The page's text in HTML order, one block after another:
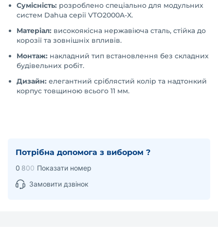
Сумісність: розроблено спеціально для модульних
систем Dahua серії VTO2000A-X.
Матеріал: високоякісна нержавіюча сталь, стійка до
корозії та зовнішніх впливів.
Монтаж: накладний тип встановлення без складних
будівельних робіт.
Дизайн: елегантний сріблястий колір та надтонкий
корпус товщиною всього 11 мм.
Потрібна допомога з вибором ?
0 800 Показати номер
Замовити дзвінок